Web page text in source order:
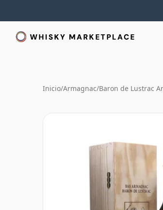
Inicio/Armagnac/Baron de Lustrac